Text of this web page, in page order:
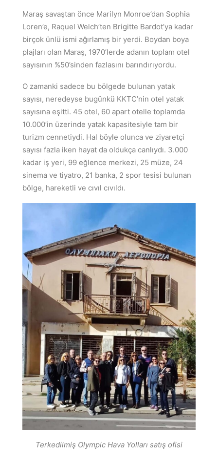
Maraş savaştan önce Marilyn Monroe’dan Sophia
Loren’e, Raquel Welch’ten Brigitte Bardot’ya kadar
birçok ünlü ismi ağırlamış bir yerdi. Boydan boya
plajları olan Maraş, 1970’lerde adanın toplam otel
sayısının %50’sinden fazlasını barındırıyordu.
O zamanki sadece bu bölgede bulunan yatak
sayısı, neredeyse bugünkü KKTC’nin otel yatak
sayısına eşitti. 45 otel, 60 apart otelle toplamda
10.000’in üzerinde yatak kapasitesiyle tam bir
turizm cennetiydi. Hal böyle olunca ve ziyaretçi
sayısı fazla iken hayat da oldukça canlıydı. 3.000
kadar iş yeri, 99 eğlence merkezi, 25 müze, 24
sinema ve tiyatro, 21 banka, 2 spor tesisi bulunan
bölge, hareketli ve cıvıl cıvıldı.
Terkedilmiş Olympic Hava Yolları satış ofisi